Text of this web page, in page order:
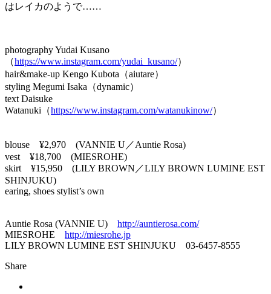
はレイカのようで……
photography Yudai Kusano
（https://www.instagram.com/yudai_kusano/）
hair&make-up Kengo Kubota（aiutare）
styling Megumi Isaka（dynamic）
text Daisuke
Watanuki（https://www.instagram.com/watanukinow/）
blouse ¥2,970 (VANNIE U／Auntie Rosa)
vest ¥18,700 (MIESROHE)
skirt ¥15,950 (LILY BROWN／LILY BROWN LUMINE EST
SHINJUKU)
earing, shoes stylist’s own
Auntie Rosa (VANNIE U) http://auntierosa.com/
MIESROHE http://miesrohe.jp
LILY BROWN LUMINE EST SHINJUKU 03-6457-8555
Share